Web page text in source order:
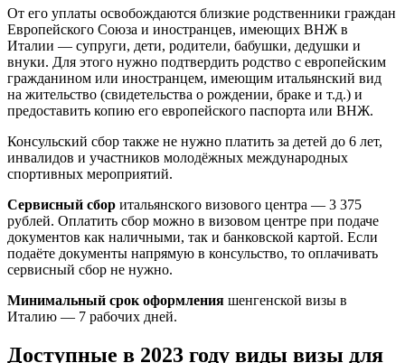
От его уплаты освобождаются близкие родственники граждан
Европейского Союза и иностранцев, имеющих ВНЖ в
Италии — супруги, дети, родители, бабушки, дедушки и
внуки. Для этого нужно подтвердить родство с европейским
гражданином или иностранцем, имеющим итальянский вид
на жительство (свидетельства о рождении, браке и т.д.) и
предоставить копию его европейского паспорта или ВНЖ.
Консульский сбор также не нужно платить за детей до 6 лет,
инвалидов и участников молодёжных международных
спортивных мероприятий.
Сервисный сбор итальянского визового центра — 3 375
рублей. Оплатить сбор можно в визовом центре при подаче
документов как наличными, так и банковской картой. Если
подаёте документы напрямую в консульство, то оплачивать
сервисный сбор не нужно.
Минимальный срок оформления шенгенской визы в
Италию — 7 рабочих дней.
Доступные в 2023 году виды визы для